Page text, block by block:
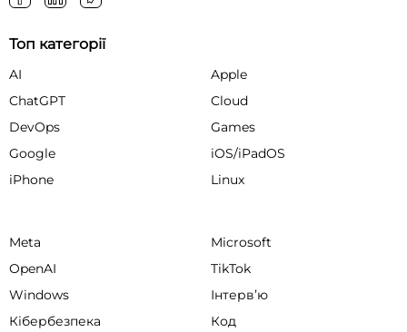
Топ категорії
AI
Apple
ChatGPT
Cloud
DevOps
Games
Google
iOS/iPadOS
iPhone
Linux
Meta
Microsoft
OpenAI
TikTok
Windows
Інтервʼю
Кібербезпека
Код